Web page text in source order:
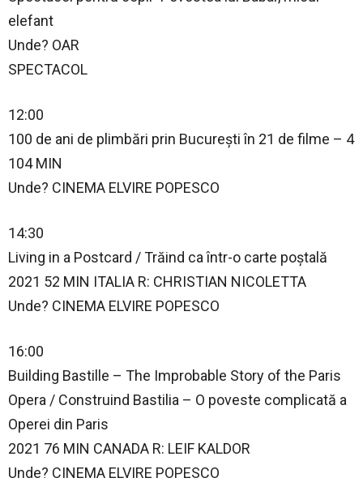
elefant
Unde? OAR
SPECTACOL
12:00
100 de ani de plimbări prin București în 21 de filme – 4
104 MIN
Unde? CINEMA ELVIRE POPESCO
14:30
Living in a Postcard / Trăind ca într-o carte poștală
2021 52 MIN ITALIA R: CHRISTIAN NICOLETTA
Unde? CINEMA ELVIRE POPESCO
16:00
Building Bastille – The Improbable Story of the Paris
Opera / Construind Bastilia – O poveste complicată a
Operei din Paris
2021 76 MIN CANADA R: LEIF KALDOR
Unde? CINEMA ELVIRE POPESCO